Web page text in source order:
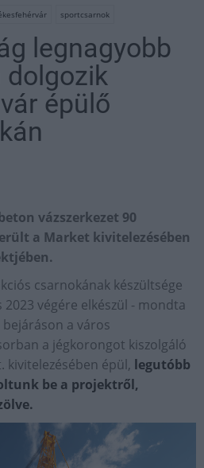
sportcsarnok
legnagyobb
dolgozik
épülő
vázszerkezet 90
a Market kivitelezésében
csarnokának készültsége
2023 végére elkészül - mondta
a város
a jégkorongot kiszolgáló
kivitelezésében épül, legutóbb
be a projektről,